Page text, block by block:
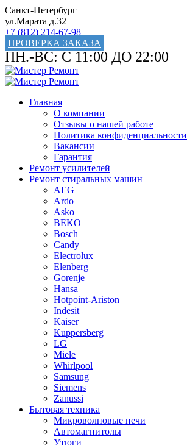
Санкт-Петербург
ул.Марата д.32
+7 (812) 214-67-98
ПРОВЕРКА ЗАКАЗА
ПН.-ВС: С 11:00 ДО 22:00
Главная
О компании
Отзывы о нашей работе
Политика конфиденциальности
Вакансии
Гарантия
Ремонт усилителей
Ремонт стиральных машин
AEG
Ardo
Asko
BEKO
Bosch
Candy
Electrolux
Elenberg
Gorenje
Hansa
Hotpoint-Ariston
Indesit
Kaiser
Kuppersberg
LG
Miele
Whirlpool
Samsung
Siemens
Zanussi
Бытовая техника
Микроволновые печи
Автомагнитолы
Утюги